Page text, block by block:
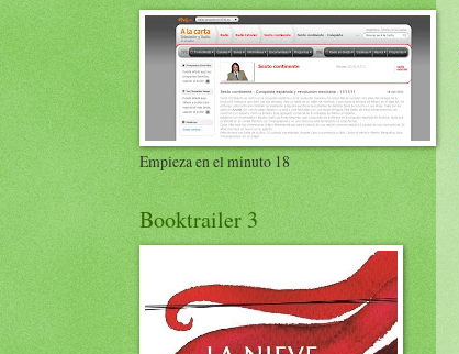
Empieza en el minuto 18
Booktrailer 3